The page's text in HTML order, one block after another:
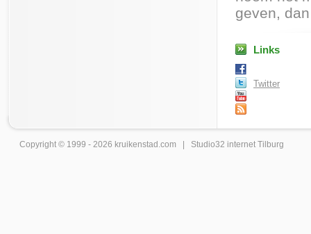
geven,
Links
Twitter
Copyright © 1999 - 2026 kruikenstad .com | Studio32 internet Tilburg